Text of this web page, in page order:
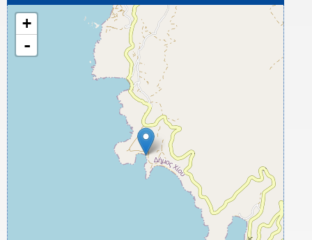
+
-